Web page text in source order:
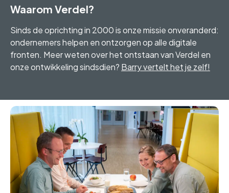
Waarom Verdel?
Sinds de oprichting in 2000 is onze missie onveranderd:
ondernemers helpen en ontzorgen op alle digitale
fronten. Meer weten over het ontstaan van Verdel en
onze ontwikkeling sindsdien? Barry vertelt het je zelf!